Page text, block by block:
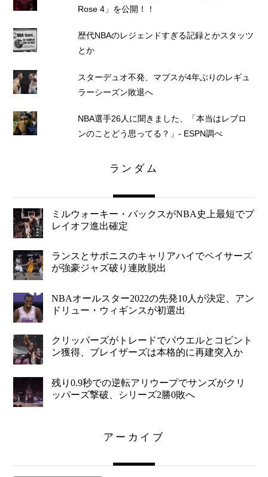
Rose 4」を公開！！
歴代NBAのレジェンドすぎる記録とかスタッツ
とか
スターデュオ不発、マブスが4年ぶりのレギュ
ラーシーズン敗退へ
NBA選手26人に聞きました、「本当はレブロ
ンのことどう思ってる？」- ESPN調べ
ランダム
ミルウォーキー・バックスがNBA史上最短でプ
レイオフ進出確定
ランスとサボニスのキャリアハイでペイサーズ
が強豪ジャズ破り連敗脱出
NBAオールスター2022の先発10人が決定、アン
ドリュー・ウィギンスが初選出
クリッパーズがトレードでパウエルとコビント
ン獲得、ブレイザーズは本格的に再建突入か
残り0.9秒での逆転アリウープでサンズがクリ
ッパーズ撃破、シリーズ2勝0敗へ
アーカイブ